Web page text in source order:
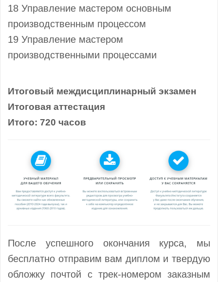
18 Управление мастером основным
производственным процессом
19 Управление мастером
производственными процессами
Итоговый междисциплинарный экзамен
Итоговая аттестация
Итого: 720 часов
После успешного окончания курса, мы
бесплатно отправим вам диплом и твердую
обложку почтой с трек-номером заказным